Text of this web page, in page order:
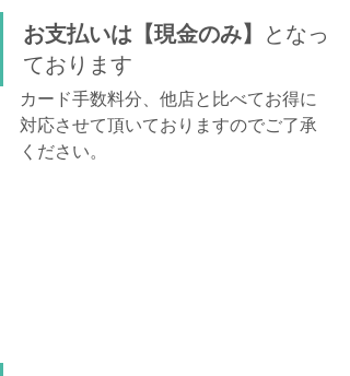
お支払いは【現金のみ】
となっ
ております
カード手数料分、他店と比べてお得に
対応させて頂いておりますのでご了承
ください。